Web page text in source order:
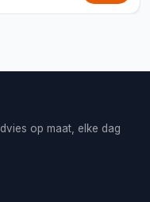
op maat, elke dag